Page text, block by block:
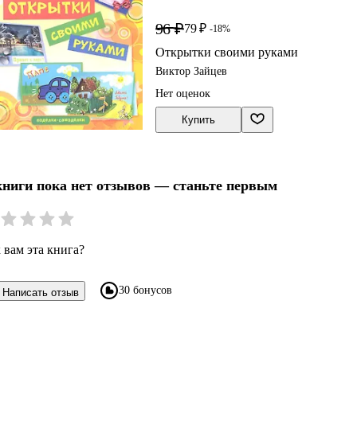
96 ₽79 ₽ -18%
Открытки своими руками
Виктор Зайцев
Нет оценок
Купить
пока нет отзывов — станьте первым
эта книга?
отзыв 30 бонусов